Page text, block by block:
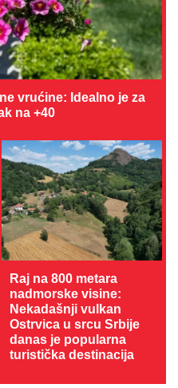
vrućine: Idealno je za
na +40
Raj na 800 metara
nadmorske visine:
Nekadašnji vulkan
Ostrvica u srcu Srbije
danas je popularna
turistička destinacija